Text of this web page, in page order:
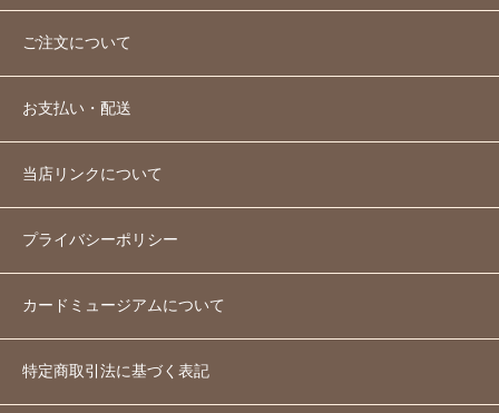
ご注文について
お支払い・配送
当店リンクについて
プライバシーポリシー
カードミュージアムについて
特定商取引法に基づく表記